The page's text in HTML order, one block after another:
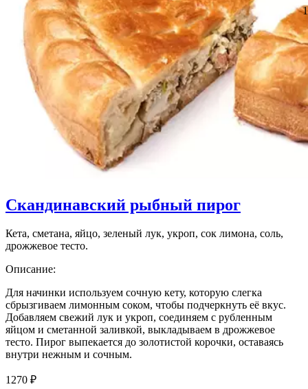
Скандинавский рыбный пирог
Кета, сметана, яйцо, зеленый лук, укроп, сок лимона, соль,
дрожжевое тесто.
Описание:
Для начинки используем сочную кету, которую слегка
сбрызгиваем лимонным соком, чтобы подчеркнуть её вкус.
Добавляем свежий лук и укроп, соединяем с рубленным
яйцом и сметанной заливкой, выкладываем в дрожжевое
тесто. Пирог выпекается до золотистой корочки, оставаясь
внутри нежным и сочным.
1270 ₽